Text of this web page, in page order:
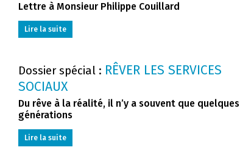
Lettre à Monsieur Philippe Couillard
Lire la suite
Dossier spécial : RÊVER LES SERVICES
SOCIAUX
Du rêve à la réalité, il n’y a souvent que quelques
générations
Lire la suite